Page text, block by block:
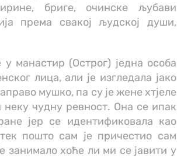
бриге, очинске љубави
према свакој људској души,
манастир (Острог) једна особа
лица, али је изгледала јако
мушко, па су је жене хтјеле
неку чудну ревност. Она се ипак
јер се идентификовала као
пошто сам је причестио сам
занимало хоће ли ми се јавити у